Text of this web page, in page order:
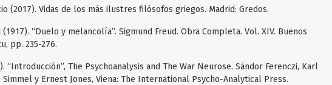
(2017). Vidas de los más ilustres filósofos griegos. Madrid: Gredos.
(1917). “Duelo y melancolía”. Sigmund Freud. Obra Completa. Vol. XIV. Buenos
pp. 235-276.
“Introducción”, The Psychoanalysis and The War Neurose. Sándor Ferenczi, Karl
Simmel y Ernest Jones, Viena: The International Psycho-Analytical Press.